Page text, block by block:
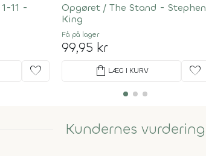
11 -
favorite
Opgøret / The Stand - Stephen
King
Få på lager
99,95 kr
shopping_bag LÆG I KURV favorite
Kundernes vurdering